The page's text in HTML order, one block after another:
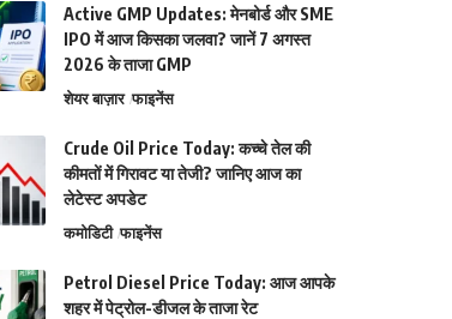
Active GMP Updates: मेनबोर्ड और SME
IPO में आज किसका जलवा? जानें 7 अगस्त
2026 के ताजा GMP
शेयर बाज़ार फाइनेंस
Crude Oil Price Today: कच्चे तेल की
कीमतों में गिरावट या तेजी? जानिए आज का
लेटेस्ट अपडेट
कमोडिटी फाइनेंस
Petrol Diesel Price Today: आज आपके
शहर में पेट्रोल-डीजल के ताजा रेट